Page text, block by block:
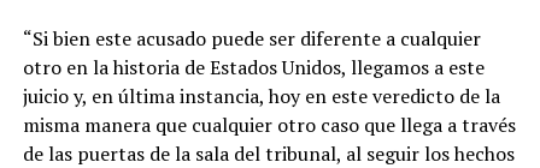
“Si bien este acusado puede ser diferente a cualquier
otro en la historia de Estados Unidos, llegamos a este
juicio y, en última instancia, hoy en este veredicto de la
misma manera que cualquier otro caso que llega a través
de las puertas de la sala del tribunal, al seguir los hechos